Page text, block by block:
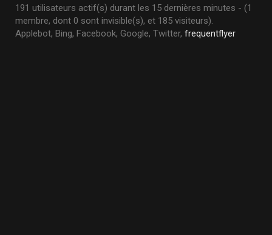
191 utilisateurs actif(s) durant les 15 dernières minutes - (1
membre, dont 0 sont invisible(s), et 185 visiteurs).
Applebot, Bing, Facebook, Google, Twitter, frequentflyer